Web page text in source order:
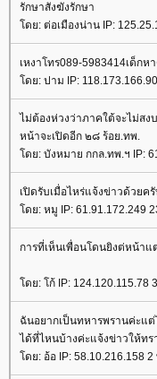
รักษาสังฆังรักษา
ดย: ต่อเมืองน่าน IP:
เหงาโทร089-5983414เด็กห
ดย: ปาม IP:
ไม่ต้องห่วงว่าภาคใต้จะไม่สง
หน้าจะเปิดอีก ๒๘ ร้อย.ทพ.
ดย: บังหมาย กกล.ทพ.ฯ IP:
เปิดรับเมื่อไหร่แจ้งข่าวด้วย
ดย: หมู IP: 61.91.172.249
การที่เห็นเพื่อนโดนยิงต่หน้าแ
ดย: โก้ IP: 124.120.115.78
ฉันอยากเป็นทหารพรานค่ะแ
ได้ที่ไหนบ้างค่ะแจ้งข่าวให้ท
ดย: อ้อ IP: 58.10.216.158